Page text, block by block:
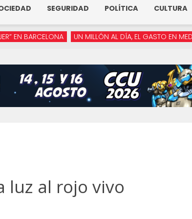
SEGURIDAD POLÍTICA CULTURA
UN MILLÓN AL DÍA, EL GASTO EN MEDIOS DE ARMENTA
luz al rojo vivo